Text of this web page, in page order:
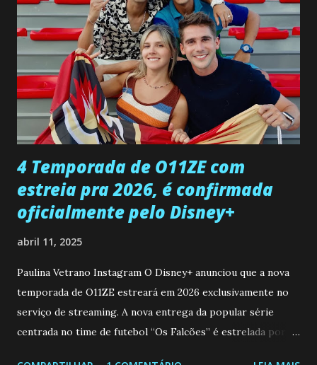
entra no quarto de Gabriel e imagina como seria o
encontro deles, quando conseguir seduzi-lo. Manuel avisa a
Paula sobre a suposta infidelidade de Gabriel com Joana.
Rogerio consegue se livrar de todas as suspeitas pelo
desaparecimento de Francisco, apontando que ele poderia
ter sido vítima da fúria de Gabriel. Artur informa a Gabriel
que a clínica inseminou por engano outra paciente, que está
...
4 Temporada de O11ZE com
estreia pra 2026, é confirmada
oficialmente pelo Disney+
abril 11, 2025
Paulina Vetrano Instagram O Disney+ anunciou que a nova
temporada de O11ZE estreará em 2026 exclusivamente no
serviço de streaming. A nova entrega da popular série
centrada no time de futebol “Os Falcões” é estrelada por